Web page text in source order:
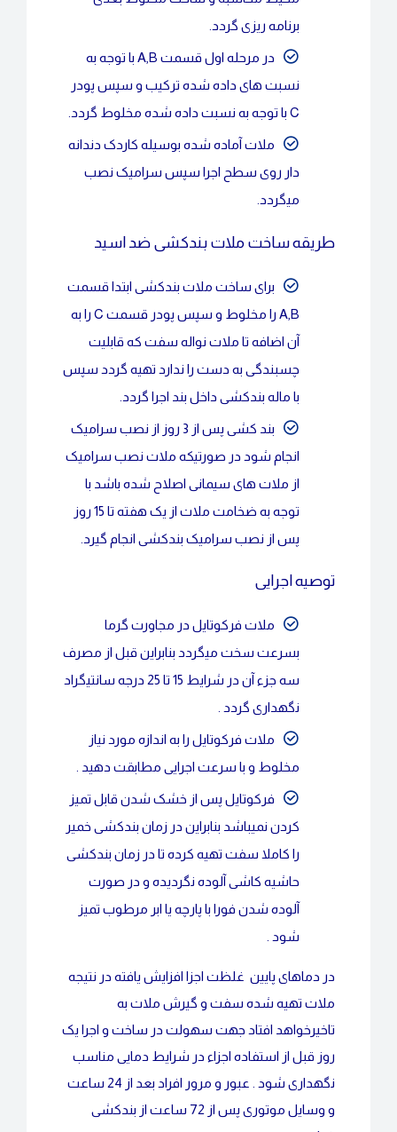
برنامه ریزی گردد.
در مرحله اول قسمت A,B با توجه به
نسبت های داده شده ترکیب و سپس پودر
C با توجه به نسبت داده شده مخلوط گردد.
ملات آماده شده بوسیله کاردک دندانه
دار روی سطح اجرا سپس سرامیک نصب
میگردد.
طریقه ساخت ملات بندکشی ضد اسید
برای ساخت ملات بندکشی ابتدا قسمت
A,B را مخلوط و سپس پودر قسمت C را به
آن اضافه تا ملات نواله سفت که قابلیت
چسبندگی به دست را ندارد تهیه گردد سپس
با ماله بندکشی داخل بند اجرا گردد.
بند کشی پس از 3 روز از نصب سرامیک
انجام شود در صورتیکه ملات نصب سرامیک
از ملات های سیمانی اصلاح شده باشد با
توجه به ضخامت ملات از یک هفته تا 15 روز
پس از نصب سرامیک بندکشی انجام گیرد.
توصیه اجرایی
ملات فرکوتایل در مجاورت گرما
بسرعت سخت میگردد بنابراین قبل از مصرف
سه جزء آن در شرایط 15 تا 25 درجه سانتیگراد
نگهداری گردد .
ملات فرکوتایل را به اندازه مورد نیاز
مخلوط و با سرعت اجرایی مطابقت دهید .
فرکوتایل پس از خشک شدن قابل تمیز
کردن نمیباشد بنابراین در زمان بندکشی خمیر
را کاملا سفت تهیه کرده تا در زمان بندکشی
حاشیه کاشی آلوده نگردیده و در صورت
آلوده شدن فورا با پارچه یا ابر مرطوب تمیز
شود .
در دماهای پایین غلظت اجزا افزایش یافته در نتیجه
ملات تهیه شده سفت و گیرش ملات به
تاخیرخواهد افتاد جهت سهولت در ساخت و اجرا یک
روز قبل از استفاده اجزاء در شرایط دمایی مناسب
نگهداری شود . عبور و مرور افراد بعد از 24 ساعت
و وسایل موتوری پس از 72 ساعت از بندکشی